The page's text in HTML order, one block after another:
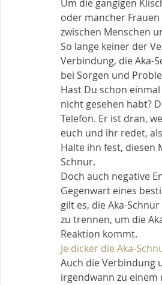
Um die gängigen
oder mancher
zwischen Menschen
So lange keiner der
Verbindung, die Aka-
bei Sorgen und
Hast Du schon
nicht gesehen habt?
Telefon. Er ist dran,
euch und ihr redet,
Halte ihn fest, diesen
Schnur.
Doch auch negative
Gegenwart eines
gilt es, die Aka-
zu trennen, um die
Reaktion kommt.
Je dicker die Aka-
Auch die Verbindung
irgendwann zu einem